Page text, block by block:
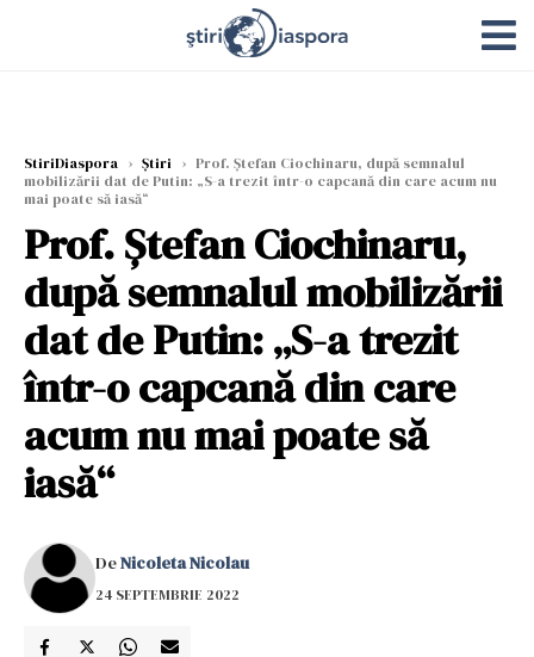
StiriDiaspora › Știri › Prof. Ștefan Ciochinaru, după semnalul
mobilizării dat de Putin: „S-a trezit într-o capcană din care acum nu
mai poate să iasă“
Prof. Ștefan Ciochinaru,
după semnalul mobilizării
dat de Putin: „S-a trezit
într-o capcană din care
acum nu mai poate să
iasă“
DeNicoleta Nicolau
24 SEPTEMBRIE 2022